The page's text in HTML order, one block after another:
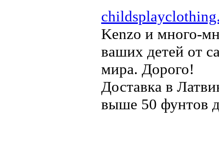
Kenzo и много-
ваших детей от
мира. Дорого!
Доставка в
выше 50 фунтов